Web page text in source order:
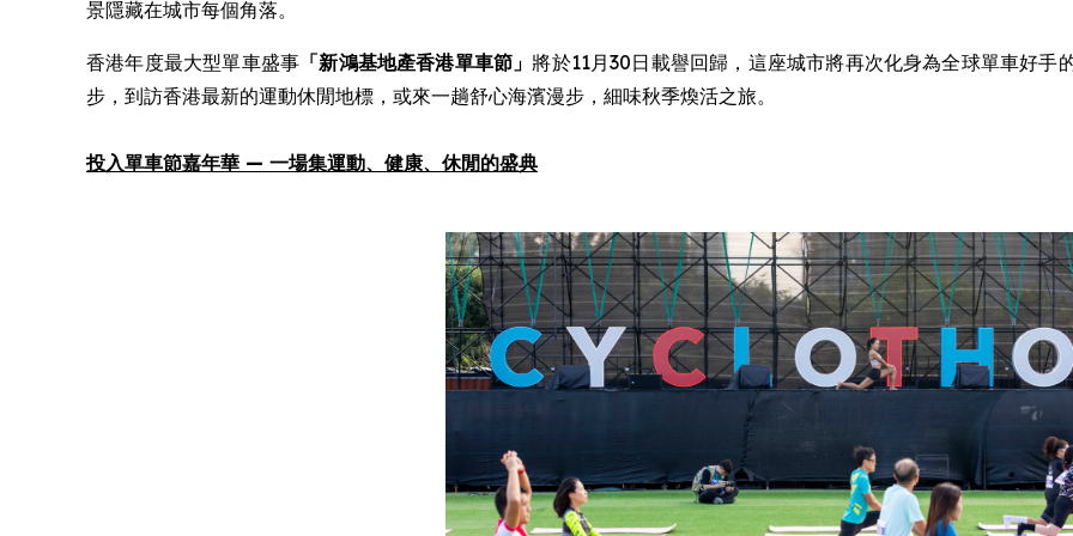
景隱藏在城市每個角落。
香港年度最大型單車盛事 「新鴻基地產香港單車節 」 將於11月30日載譽回歸，這座城市將再次化身為全球單車好
步，到訪香港最新的運動休閒地標，或來一趟舒心海濱漫步，細味秋季煥活之旅。
投入單車節嘉年華 — 一場集運動、健康、休閒的盛典